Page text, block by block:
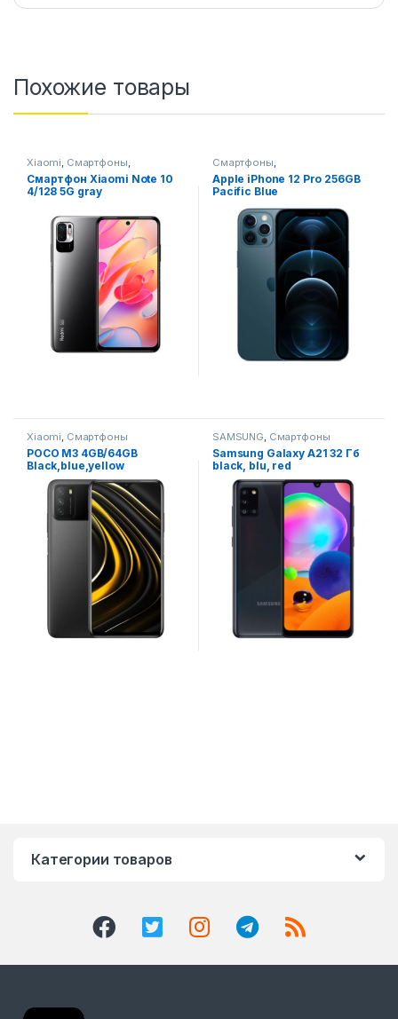
Похожие товары
Xiaomi, Смартфоны,
Смартфоны,телефоны,
гаджеты, аксессуары
Смартфон Xiaomi Note 10
4/128 5G gray
Смартфоны,
Смартфоны,телефоны,
гаджеты, аксессуары
Apple iPhone 12 Pro 256GB
Pacific Blue
Xiaomi, Смартфоны
POCO M3 4GB/64GB
Black,blue,yellow
SAMSUNG, Смартфоны
Samsung Galaxy A21 32 Гб
black, blu, red
Категории товаров